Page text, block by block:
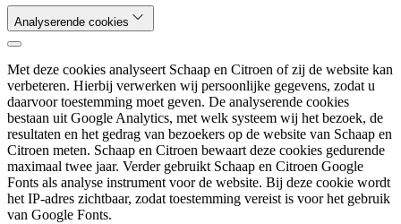
Analyserende cookies
Met deze cookies analyseert Schaap en Citroen of zij de website kan
verbeteren. Hierbij verwerken wij persoonlijke gegevens, zodat u
daarvoor toestemming moet geven. De analyserende cookies
bestaan uit Google Analytics, met welk systeem wij het bezoek, de
resultaten en het gedrag van bezoekers op de website van Schaap en
Citroen meten. Schaap en Citroen bewaart deze cookies gedurende
maximaal twee jaar. Verder gebruikt Schaap en Citroen Google
Fonts als analyse instrument voor de website. Bij deze cookie wordt
het IP-adres zichtbaar, zodat toestemming vereist is voor het gebruik
van Google Fonts.